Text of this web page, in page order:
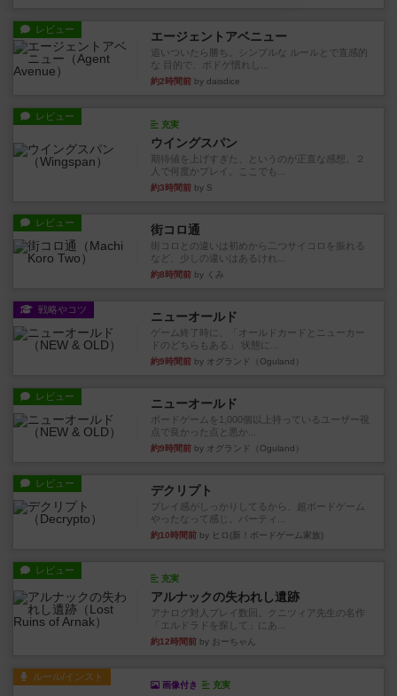
レビュー エージェントアベニュー
追いついたら勝ち。シンプルな ルールとで直感的
な 目的で、ボドゲ慣れし...
約2時間前 by daisdice
レビュー
充実
ウイングスパン
期待値を上げすぎた、というのが正直な感想。２
人で何度かプレイ。ここでも...
約3時間前 by S
レビュー 街コロ通
街コロとの違いは初めから二つサイコロを振れる
など、少しの違いはあるけれ...
約8時間前 by くみ
戦略やコツ ニューオールド
ゲーム終了時に、「オールドカードとニューカー
ドのどちらもある」 状態に...
約9時間前 by オグランド（Oguland）
レビュー ニューオールド
ボードゲームを1,000個以上持っているユーザー視
点で良かった点と悪か...
約9時間前 by オグランド（Oguland）
レビュー デクリプト
プレイ感がしっかりしてるから、超ボードゲーム
やったなって感じ。パーティ...
約10時間前 by ヒロ(新！ボードゲーム家族)
レビュー
充実
アルナックの失われし遺跡
アナログ対人プレイ数回。クニツィア先生の名作
「エルドラドを探して」にあ...
約12時間前 by おーちゃん
ルール/インスト
画像付き 充実